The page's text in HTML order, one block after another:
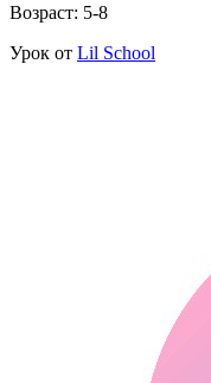
Возраст: 5-8
Урок от Lil School